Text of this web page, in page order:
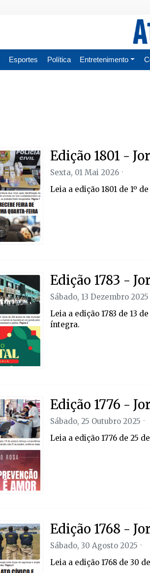
Esportes Política Entretenimento
Edição 1801 -
Sexta, 01 Mai 2026
Leia a edição 1801 de 1º
Edição 1783 -
Sábado, 13 Dezembro 2025
Leia a edição 1783 de 13
íntegra.
Edição 1776 -
Sábado, 25 Outubro 2025
Leia a edição 1776 de 25
Edição 1768 -
Sábado, 30 Agosto 2025
Leia a edição 1768 de 30